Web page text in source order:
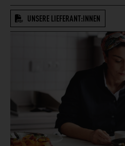
UNSERE LIEFERANT:INNEN